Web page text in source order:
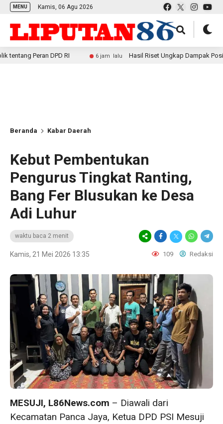
MENU Kamis, 06 Agu 2026
DPD RI 6 jam lalu Hasil Riset Ungkap Dampak Positif MBG
Beranda Kabar Daerah
Kebut Pembentukan
Pengurus Tingkat Ranting,
Bang Fer Blusukan ke Desa
Adi Luhur
waktu baca 2 menit
Kamis, 21 Mei 2026 13:35 109 Redaksi
MESUJI, L86News.com – Diawali dari
Kecamatan Panca Jaya, Ketua DPD PSI Mesuji